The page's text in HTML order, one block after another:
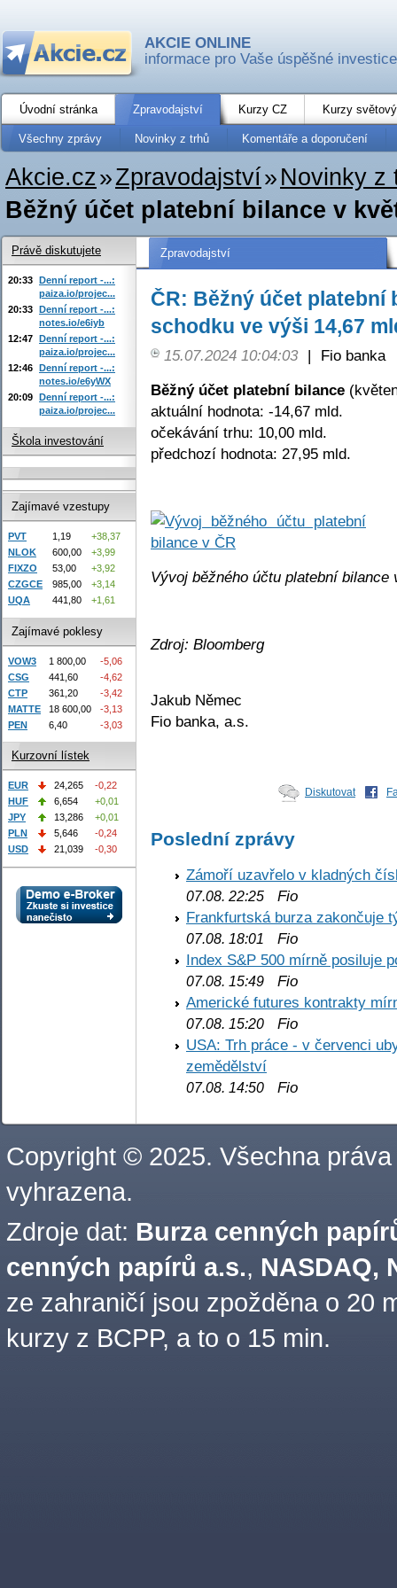
AKCIE ONLINE
informace pro Vaše úspěšné investice
Úvodní stránka Zpravodajství Kurzy CZ Kurzy
Všechny zprávy Novinky z trhů Komentáře a doporučení
Akcie.cz»Zpravodajství» Novinky z
Běžný účet platební bilance v
Zpravodajství
ČR: Běžný účet platební
schodku ve výši 14,67
15.07.2024 10:04:03 |
Fio banka
Běžný účet platební bilance
aktuální hodnota: -14,67 mld.
očekávání trhu: 10,00 mld.
předchozí hodnota: 27,95 mld.
Vývoj běžného účtu platební bilance
Zdroj: Bloomberg
Jakub Němec
Fio banka, a.s.
Diskutovat
Poslední zprávy
Zámoří uzavřelo v kladných
07.08. 22:25 Fio
Frankfurtská burza zakončuje
07.08. 18:01
Fio
Index S&P 500 mírně posiluje
07.08. 15:49 Fio
Americké futures kontrakty
07.08. 15:20 Fio
USA: Trh práce - v červenci
zemědělství
07.08. 14:50 Fio
Právě diskutujete
20:33 Denní report -...:
paiza.io/projec...
20:33 Denní report -...:
notes.io/e6iyb
12:47 Denní report -...:
paiza.io/projec...
12:46 Denní report -...:
notes.io/e6yWX
20:09 Denní report -...:
paiza.io/projec...
Škola investování
Zajímavé vzestupy
PVT 1,19
+38,37
NLOK
600,00
+3,99
FIXZO
53,00
+3,92
CZGCE
985,00
+3,14
UQA
441,80 +1,61
Zajímavé poklesy
VOW3 1 800,00
-5,06
CSG
441,60
-4,62
CTP
361,20
-3,42
MATTE
18 600,00
-3,13
PEN
6,40 -3,03
Kurzovní lístek
EUR 24,265
-0,22
HUF
6,654
+0,01
JPY
13,286
+0,01
PLN
5,646
-0,24
USD
21,039 -0,30
Copyright © 2025. Všechna práva
vyhrazena.
Zdroje dat: Burza cenných
cenných papírů a.s., NASDAQ,
ze zahraničí jsou zpožděna o 20
kurzy z BCPP, a to o 15 min.